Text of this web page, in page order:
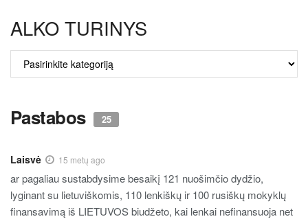
ALKO TURINYS
TURINYS
Pastabos 25
Laisvė 15 metų ago
ar pagaliau sustabdysime besaikį 121 nuošimčio dydžio,
lyginant su lietuviškomis, 110 lenkiškų ir 100 rusiškų mokyklų
finansavimą iš LIETUVOS biudžeto, kai lenkai nefinansuoja net